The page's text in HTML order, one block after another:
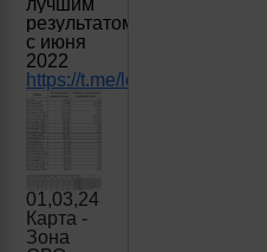
результатом
с июня
2022
https://t.me/lost_armour/2190
01,03,24
Карта -
Зона